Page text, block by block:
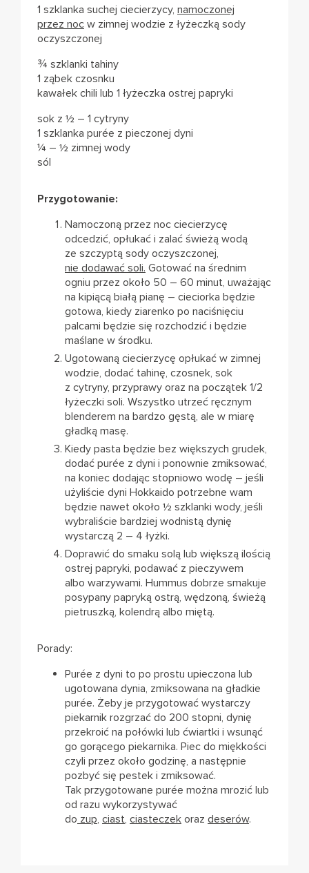
1 szklanka suchej ciecierzycy, namoczonej
przez noc w zimnej wodzie z łyżeczką sody
oczyszczonej
¾ szklanki tahiny
1 ząbek czosnku
kawałek chili lub 1 łyżeczka ostrej papryki
sok z ½ – 1 cytryny
1 szklanka purée z pieczonej dyni
¼ – ½ zimnej wody
sól
Przygotowanie:
Namoczoną przez noc ciecierzycę
odcedzić, opłukać i zalać świeżą wodą
ze szczyptą sody oczyszczonej,
nie dodawać soli. Gotować na średnim
ogniu przez około 50 – 60 minut, uważając
na kipiącą białą pianę – cieciorka będzie
gotowa, kiedy ziarenko po naciśnięciu
palcami będzie się rozchodzić i będzie
maślane w środku.
Ugotowaną ciecierzycę opłukać w zimnej
wodzie, dodać tahinę, czosnek, sok
z cytryny, przyprawy oraz na początek 1/2
łyżeczki soli. Wszystko utrzeć ręcznym
blenderem na bardzo gęstą, ale w miarę
gładką masę.
Kiedy pasta będzie bez większych grudek,
dodać purée z dyni i ponownie zmiksować,
na koniec dodając stopniowo wodę – jeśli
użyliście dyni Hokkaido potrzebne wam
będzie nawet około ½ szklanki wody, jeśli
wybraliście bardziej wodnistą dynię
wystarczą 2 – 4 łyżki.
Doprawić do smaku solą lub większą ilością
ostrej papryki, podawać z pieczywem
albo warzywami. Hummus dobrze smakuje
posypany papryką ostrą, wędzoną, świeżą
pietruszką, kolendrą albo miętą.
Porady:
Purée z dyni to po prostu upieczona lub
ugotowana dynia, zmiksowana na gładkie
purée. Żeby je przygotować wystarczy
piekarnik rozgrzać do 200 stopni, dynię
przekroić na połówki lub ćwiartki i wsunąć
go gorącego piekarnika. Piec do miękkości
czyli przez około godzinę, a następnie
pozbyć się pestek i zmiksować.
Tak przygotowane purée można mrozić lub
od razu wykorzystywać
do zup, ciast, ciasteczek oraz deserów.